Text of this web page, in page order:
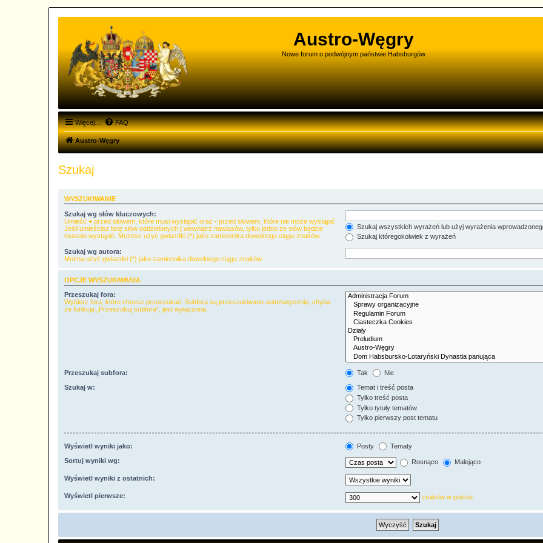
Austro-Węgry
Nowe forum o podwójnym państwie Habsburgów
Więcej… FAQ
Austro-Węgry
Szukaj
WYSZUKIWANIE
Szukaj wg słów kluczowych:
Umieść + przed słowem, które musi wystąpić oraz - przed słowem, które nie może wystąpić.
Jeśli umieścisz listę słów oddzielonych | wewnątrz nawiasów, tylko jedno ze słów będzie
musiało wystąpić. Możesz użyć gwiazdki (*) jako zamiennika dowolnego ciągu znaków.
Szukaj wszystkich wyrażeń lub użyj wyrażenia
Szukaj któregokolwiek z wyrażeń
Szukaj wg autora:
Można użyć gwiazdki (*) jako zamiennika dowolnego ciągu znaków.
OPCJE WYSZUKIWANIA
Przeszukaj fora:
Wybierz fora, które chcesz przeszukać. Subfora są przeszukiwane automatycznie, chyba
że funkcja „Przeszukuj subfora”, jest wyłączona.
Przeszukaj subfora: Tak Nie
Szukaj w:
Temat i treść posta
Tylko treść posta
Tylko tytuły tematów
Tylko pierwszy post tematu
Wyświetl wyniki jako: Posty Tematy
Sortuj wyniki wg: Rosnąco Malejąco
Wyświetl wyniki z ostatnich:
Wyświetl pierwsze: znaków w poście